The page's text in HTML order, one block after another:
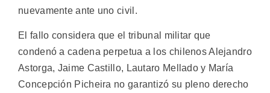
nuevamente ante uno civil.
El fallo considera que el tribunal militar que
condenó a cadena perpetua a los chilenos Alejandro
Astorga, Jaime Castillo, Lautaro Mellado y María
Concepción Picheira no garantizó su pleno derecho